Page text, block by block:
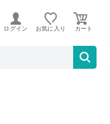
ログイン お気に入り
ンツCQ ブラック